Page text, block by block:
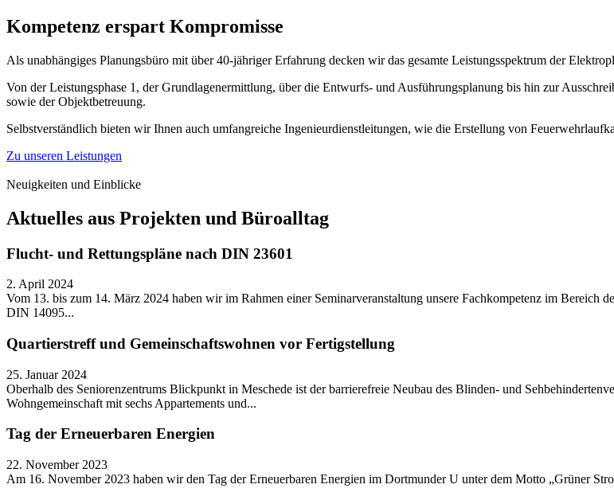
Kompetenz erspart Kompromisse
Als unabhängiges Planungsbüro mit über 40-jähriger Erfahrung decken wir das gesamte Leistungsspektrum der
Von der Leistungsphase 1, der Grundlagenermittlung, über die Entwurfs- und Ausführungsplanung bis hin zur
sowie der Objektbetreuung.
Selbstverständlich bieten wir Ihnen auch umfangreiche Ingenieurdienstleitungen, wie die Erstellung von
Zu unseren Leistungen
Neuigkeiten und Einblicke
Aktuelles aus Projekten und Büroalltag
Flucht- und Rettungspläne nach DIN 23601
2. April 2024
Vom 13. bis zum 14. März 2024 haben wir im Rahmen einer Seminarveranstaltung unsere Fachkompetenz im
DIN 14095...
Quartierstreff und Gemeinschaftswohnen vor Fertigstellung
25. Januar 2024
Oberhalb des Seniorenzentrums Blickpunkt in Meschede ist der barrierefreie Neubau des Blinden- und
Wohngemeinschaft mit sechs Appartements und...
Tag der Erneuerbaren Energien
22. November 2023
Am 16. November 2023 haben wir den Tag der Erneuerbaren Energien im Dortmunder U unter dem Motto „Grüner